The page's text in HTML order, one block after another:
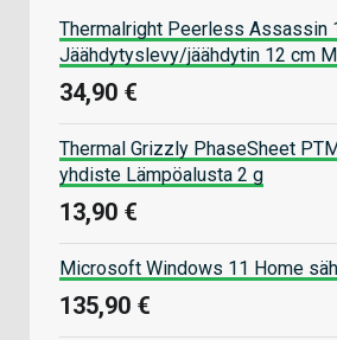
Thermalright Peerless Assassin
Jäähdytyslevy/jäähdytin 12 cm
34,90 €
Thermal Grizzly PhaseSheet
yhdiste Lämpöalusta 2 g
13,90 €
Microsoft Windows 11 Home
135,90 €